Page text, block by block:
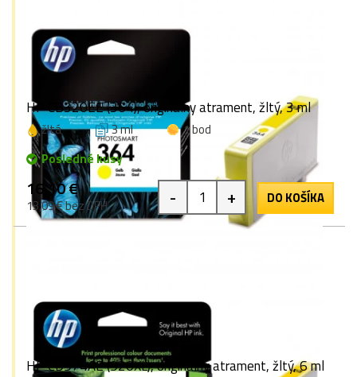
HP CB320EE (364), originálny atrament, žltý, 3 ml
žltá 3 ml
1 bod
Posledné kusy
16,10 €
13,09 € bez DPH - + DO KOŠÍKA
HP CD974AE (920XL), originálny atrament, žltý, 6 ml